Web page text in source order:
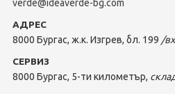
verde@ideaverde-bg.com
АДРЕС
8000 Бургас, ж.к. Изгрев, бл. 199 /
СЕРВИЗ
8000 Бургас, 5-ти километър,